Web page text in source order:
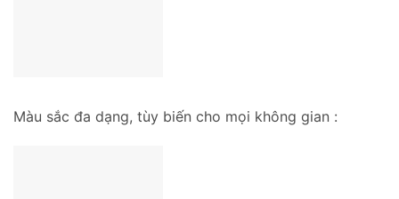
Màu sắc đa dạng, tùy biến cho mọi không gian :